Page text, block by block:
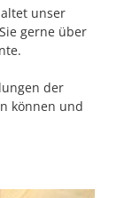
unser
gerne über
der
können und